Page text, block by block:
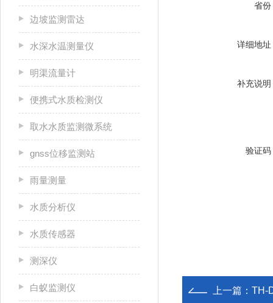
边坡监测雷达
水深水温测量仪
明渠流量计
便携式水质检测仪
取水水质监测微系统
gnss位移监测站
雨量测量
水质分析仪
水质传感器
测深仪
白蚁监测仪
省份
详细地址
补充说明
验证码
上一篇： TH-